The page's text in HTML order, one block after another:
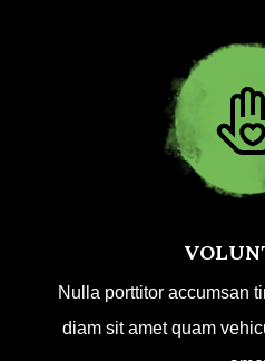
Nulla porttitor accumsan
diam sit amet quam